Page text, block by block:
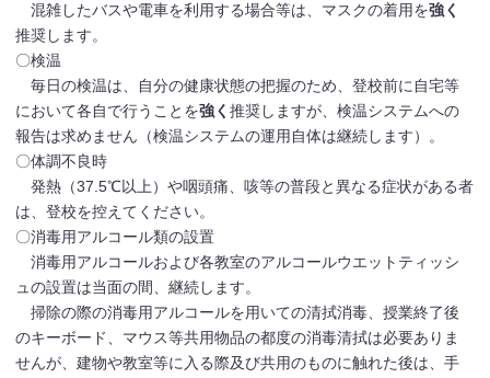
混雑したバスや電車を利用する場合等は、マスクの着用を強く
推奨します。
〇検温
毎日の検温は、自分の健康状態の把握のため、登校前に自宅等
において各自で行うことを強く推奨しますが、検温システムへの
報告は求めません（検温システムの運用自体は継続します）。
〇体調不良時
発熱（37.5℃以上）や咽頭痛、咳等の普段と異なる症状がある者
は、登校を控えてください。
〇消毒用アルコール類の設置
消毒用アルコールおよび各教室のアルコールウエットティッシ
ュの設置は当面の間、継続します。
掃除の際の消毒用アルコールを用いての清拭消毒、授業終了後
のキーボード、マウス等共用物品の都度の消毒清拭は必要ありま
せんが、建物や教室等に入る際及び共用のものに触れた後は、手